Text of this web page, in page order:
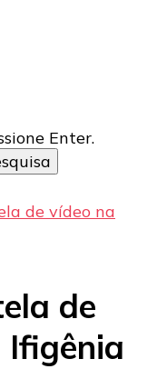
Enter.
de vídeo na
de